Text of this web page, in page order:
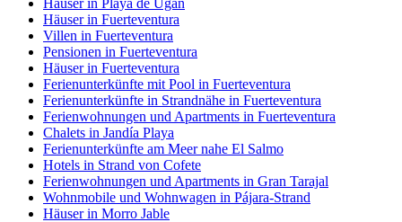
Häuser in Fuerteventura
Villen in Fuerteventura
Pensionen in Fuerteventura
Häuser in Fuerteventura
Ferienunterkünfte mit Pool in Fuerteventura
Ferienunterkünfte in Strandnähe in Fuerteventura
Ferienwohnungen und Apartments in Fuerteventura
Chalets in Jandía Playa
Ferienunterkünfte am Meer nahe El Salmo
Hotels in Strand von Cofete
Ferienwohnungen und Apartments in Gran Tarajal
Wohnmobile und Wohnwagen in Pájara-Strand
Häuser in Morro Jable